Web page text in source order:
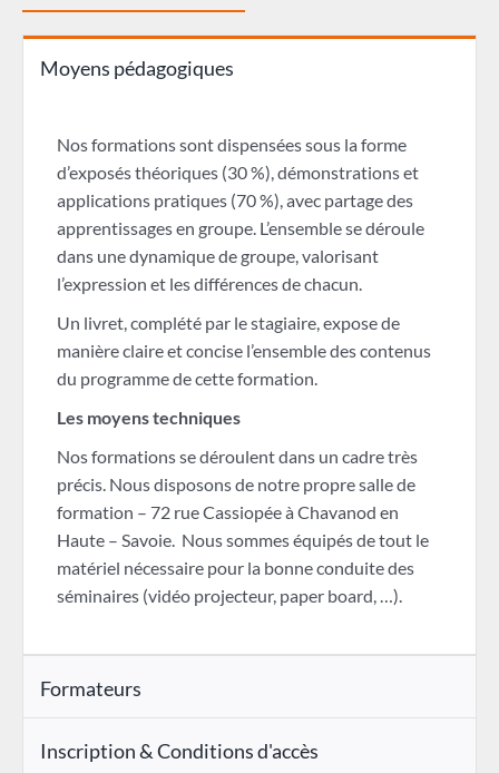
Moyens pédagogiques
Nos formations sont dispensées sous la forme
d’exposés théoriques (30 %), démonstrations et
applications pratiques (70 %), avec partage des
apprentissages en groupe. L’ensemble se déroule
dans une dynamique de groupe, valorisant
l’expression et les différences de chacun.
Un livret, complété par le stagiaire, expose de
manière claire et concise l’ensemble des contenus
du programme de cette formation.
Les moyens techniques
Nos formations se déroulent dans un cadre très
précis. Nous disposons de notre propre salle de
formation – 72 rue Cassiopée à Chavanod en
Haute – Savoie. Nous sommes équipés de tout le
matériel nécessaire pour la bonne conduite des
séminaires (vidéo projecteur, paper board, …).
Formateurs
Inscription & Conditions d'accès